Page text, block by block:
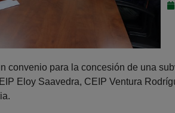
convenio para la concesión de una
Eloy Saavedra, CEIP Ventura